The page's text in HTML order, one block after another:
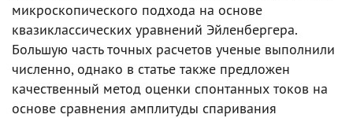
микроскопического подхода на основе
квазиклассических уравнений Эйленбергера.
Большую часть точных расчетов ученые выполнили
численно, однако в статье также предложен
качественный метод оценки спонтанных токов на
основе сравнения амплитуды спаривания